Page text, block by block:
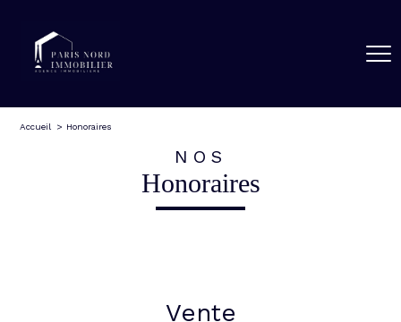
Accueil Honoraires
NOS
Honoraires
Vente